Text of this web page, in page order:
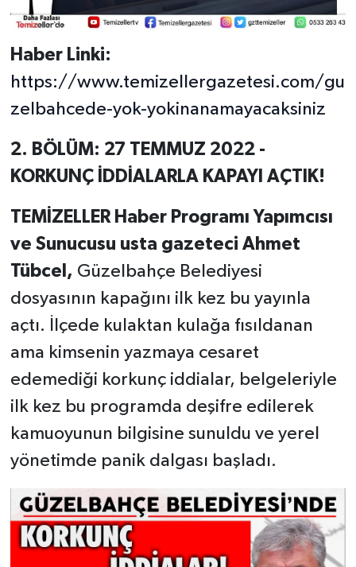
Haber Linki:
https://www.temizellergazetesi.com/gu
zelbahcede-yok-yokinanamayacaksiniz
2. BÖLÜM: 27 TEMMUZ 2022 -
KORKUNÇ İDDİALARLA KAPAYI AÇTIK!
TEMİZELLER Haber Programı Yapımcısı
ve Sunucusu usta gazeteci Ahmet
Tübcel, Güzelbahçe Belediyesi
dosyasının kapağını ilk kez bu yayınla
açtı. İlçede kulaktan kulağa fısıldanan
ama kimsenin yazmaya cesaret
edemediği korkunç iddialar, belgeleriyle
ilk kez bu programda deşifre edilerek
kamuoyunun bilgisine sunuldu ve yerel
yönetimde panik dalgası başladı.